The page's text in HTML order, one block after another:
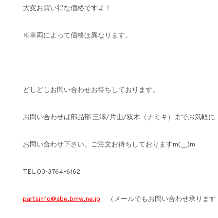
大変お買い得な価格ですよ！
※車両によって価格は異なります。
どしどしお問い合わせお待ちしております。
お問い合わせは部品部 三澤/片山/双木（ナミキ）までお気軽に
お問い合わせ下さい。ご注文お待ちしておりますm(__)m
TEL 03-3764-6162
partsinfo@abe.bmw.ne.jp （メールでもお問い合わせ承ります